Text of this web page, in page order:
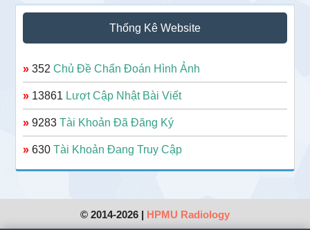
Thống Kê Website
» 352Chủ Đề Chẩn Đoán Hình Ảnh
» 13861 Lượt Cập Nhật Bài Viết
» 9283Tài Khoản Đã Đăng Ký
» 630Tài Khoản Đang Truy Cập
© 2014-2026 | HPMU Radiology